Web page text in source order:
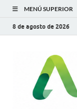
MENÚ SUPERIOR
8 de agosto de 2026